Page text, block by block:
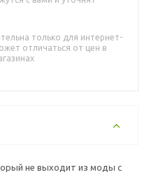
только для интернет-
отличаться от цен в
не выходит из моды с